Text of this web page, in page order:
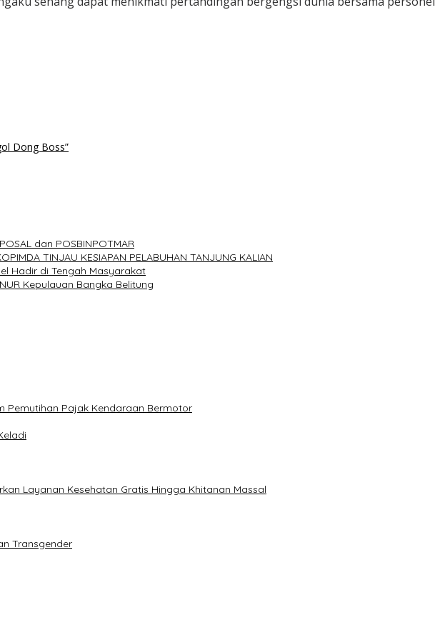
Dong Boss”
dan POSBINPOTMAR
TINJAU KESIAPAN PELABUHAN TANJUNG KALIAN
Hadir di Tengah Masyarakat
Kepulauan Bangka Belitung
Pemutihan Pajak Kendaraan Bermotor
Layanan Kesehatan Gratis Hingga Khitanan Massal
Transgender